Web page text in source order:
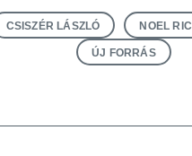
CSISZÉR LÁSZLÓ NOEL
ÚJ FORRÁS